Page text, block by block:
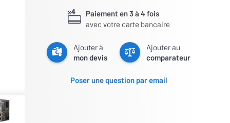
Paiement en 3 à 4 fois
avec votre carte bancaire
Ajouter à
mon devis
Ajouter au
comparateur
Poser une question par email